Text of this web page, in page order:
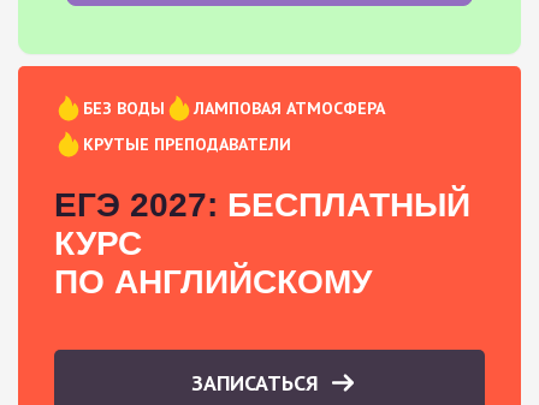
БЕЗ ВОДЫ
ЛАМПОВАЯ АТМОСФЕРА
КРУТЫЕ ПРЕПОДАВАТЕЛИ
ЕГЭ 2027: БЕСПЛАТНЫЙ
КУРС
ПО АНГЛИЙСКОМУ
ЗАПИСАТЬСЯ